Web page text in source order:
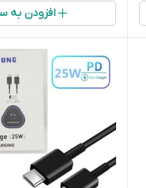
افزودن به